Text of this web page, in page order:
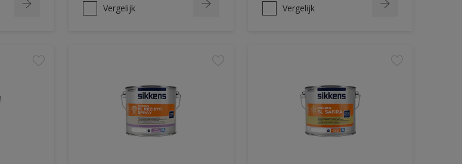
Vergelijk Vergelijk